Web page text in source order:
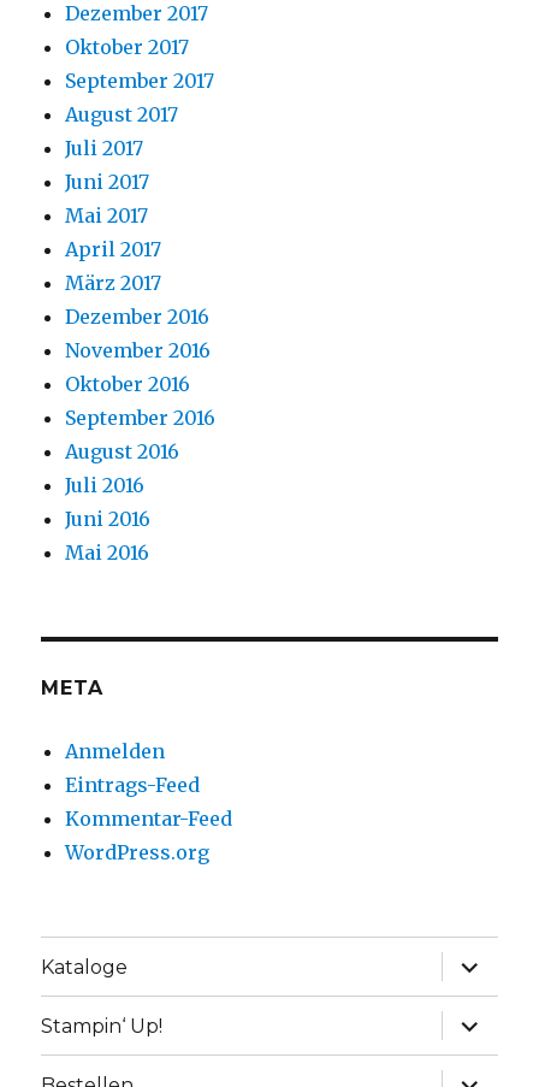
Dezember 2017
Oktober 2017
September 2017
August 2017
Juli 2017
Juni 2017
Mai 2017
April 2017
März 2017
Dezember 2016
November 2016
Oktober 2016
September 2016
August 2016
Juli 2016
Juni 2016
Mai 2016
META
Anmelden
Eintrags-Feed
Kommentar-Feed
WordPress.org
Kataloge
Stampin‘ Up!